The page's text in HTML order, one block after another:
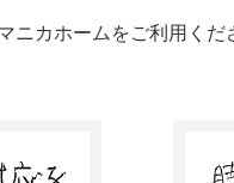
ニカホームをご利用くだ